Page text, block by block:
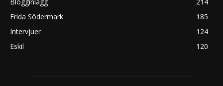
Blogginlägg
214
Frida Södermark
185
Intervjuer
124
Eskil
120